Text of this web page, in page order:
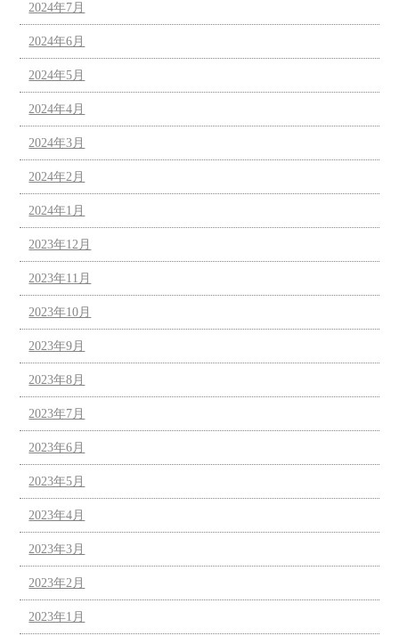
2024年7月
2024年6月
2024年5月
2024年4月
2024年3月
2024年2月
2024年1月
2023年12月
2023年11月
2023年10月
2023年9月
2023年8月
2023年7月
2023年6月
2023年5月
2023年4月
2023年3月
2023年2月
2023年1月